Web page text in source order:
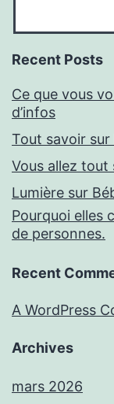
Recent Posts
Ce que vous
d’infos
Tout savoir
Vous allez
Lumière sur
Pourquoi elles
de personnes.
Recent
A WordPress
Archives
mars 2026